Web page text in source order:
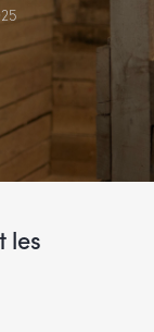
les